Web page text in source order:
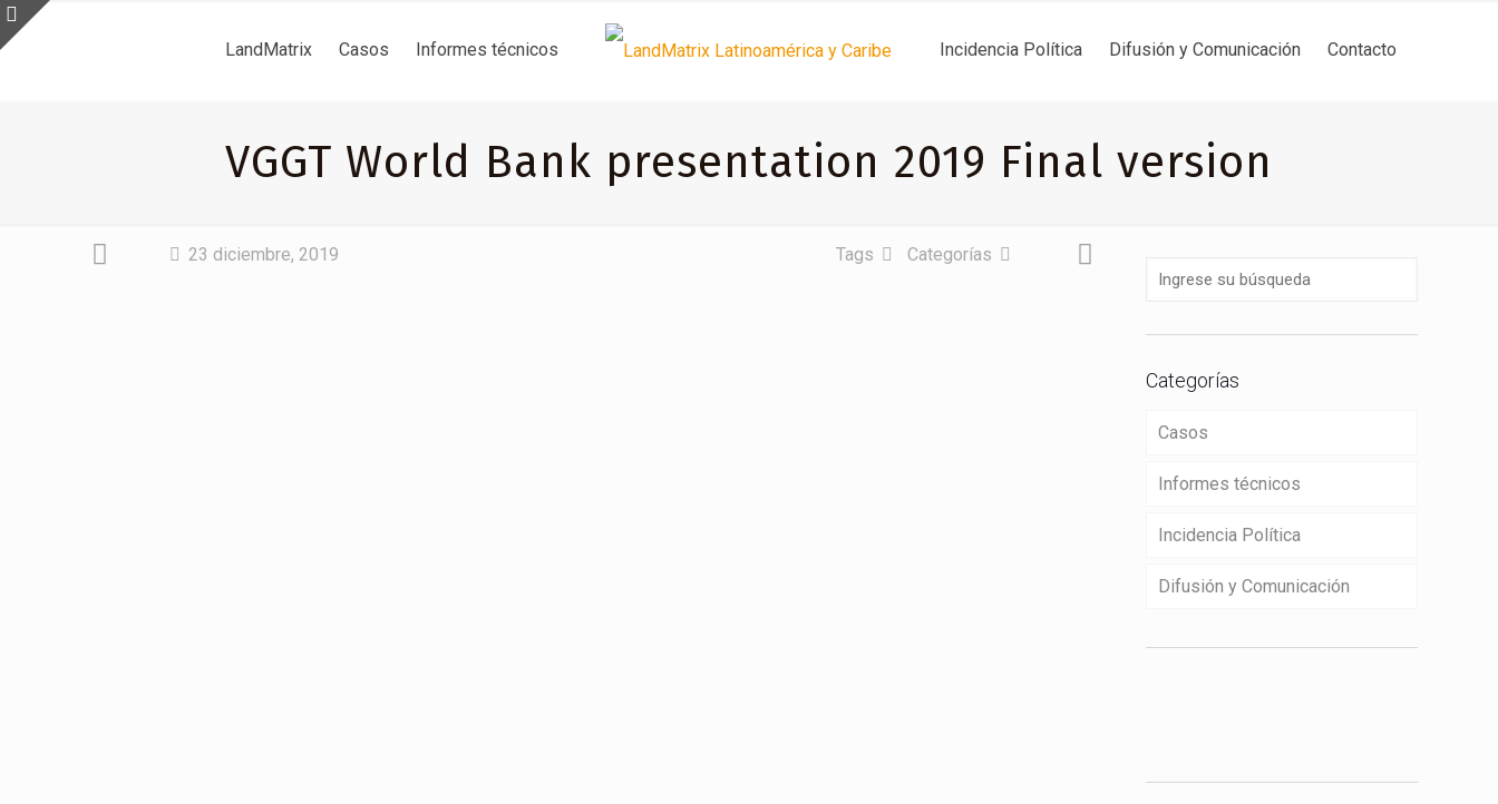
LandMatrix Casos Informes técnicos Incidencia Política Difusión y Comunicación Contacto
VGGT World Bank presentation 2019 Final version
23 diciembre, 2019 Categorías
Tags
Categorías
Casos
Informes técnicos
Incidencia Política
Difusión y Comunicación